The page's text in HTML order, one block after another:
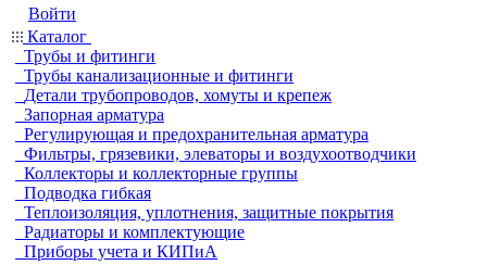
Войти
Каталог
Трубы и фитинги
Трубы канализационные и фитинги
Детали трубопроводов, хомуты и крепеж
Запорная арматура
Регулирующая и предохранительная арматура
Фильтры, грязевики, элеваторы и воздухоотводчики
Коллекторы и коллекторные группы
Подводка гибкая
Теплоизоляция, уплотнения, защитные покрытия
Радиаторы и комплектующие
Приборы учета и КИПиА